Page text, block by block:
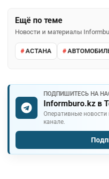
Ещё по теме
Новости и материалы
АСТАНА
ПОДПИШИТЕСЬ НА
Informburo.kz в
Оперативные
канале.